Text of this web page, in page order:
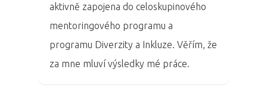
aktivně zapojena do celoskupinového
mentoringového programu a
programu Diverzity a Inkluze. Věřím, že
za mne mluví výsledky mé práce.